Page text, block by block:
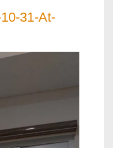
31-At-